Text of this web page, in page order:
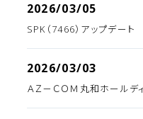
2026/03/05
SPK（7466）アップデート
2026/03/03
ＡＺ－ＣＯＭ丸和ホールデ